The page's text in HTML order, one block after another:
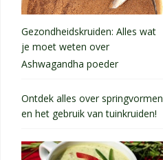
Gezondheidskruiden: Alles wat
je moet weten over
Ashwagandha poeder
Ontdek alles over springvormen
en het gebruik van tuinkruiden!